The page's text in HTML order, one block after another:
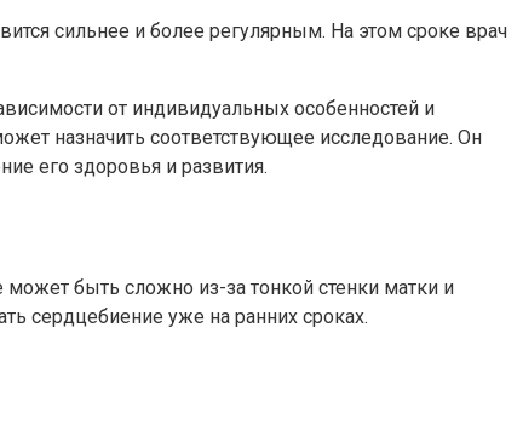
сильнее и более регулярным. На этом сроке врач
от индивидуальных особенностей и
назначить соответствующее исследование. Он
его здоровья и развития.
быть сложно из-за тонкой стенки матки и
сердцебиение уже на ранних сроках.